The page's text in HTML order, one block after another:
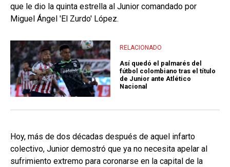
que le dio la quinta estrella al Junior comandado por
Miguel Ángel 'El Zurdo' López.
RELACIONADO
Así quedó el palmarés del
fútbol colombiano tras el título
de Junior ante Atlético
Nacional
Hoy, más de dos décadas después de aquel infarto
colectivo, Junior demostró que ya no necesita apelar al
sufrimiento extremo para coronarse en la capital de la